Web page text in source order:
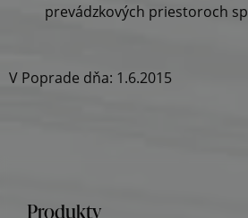
prevádzkových priestoroch
V Poprade dňa: 1.6.2015
Produkty